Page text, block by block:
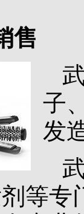
售
子
发
等